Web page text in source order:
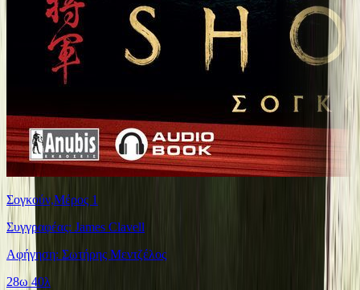
Σογκούν,Μέρος 1
Συγγραφέας: James Clavell
Αφήγηση: Σωτήρης Μεντζέλος
28ω 40λ